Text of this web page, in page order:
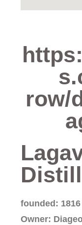
row/
founded: 1816
Owner: